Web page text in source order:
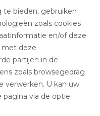
te bieden, gebruiken
zoals cookies
en/of deze
met deze
partijen in de
zoals browsegedrag
verwerken. U kan uw
pagina via de optie
Costa Blanca
van Alicante tot
ruige landschap, met
bedekt met pijnbomen,
zee
bieden. Deze regio